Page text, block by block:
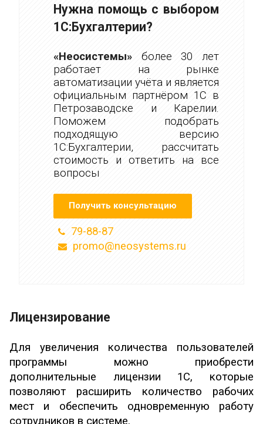
Нужна помощь с выбором
1С:Бухгалтерии?
«Неосистемы» более 30 лет
работает на рынке
автоматизации учёта и является
официальным партнёром 1С в
Петрозаводске и Карелии.
Поможем подобрать
подходящую версию
1С:Бухгалтерии, рассчитать
стоимость и ответить на все
вопросы
Получить консультацию
79-88-87
promo@neosystems.ru
Лицензирование
Для увеличения количества пользователей
программы можно приобрести
дополнительные лицензии 1С, которые
позволяют расширить количество рабочих
мест и обеспечить одновременную работу
сотрудников в системе.